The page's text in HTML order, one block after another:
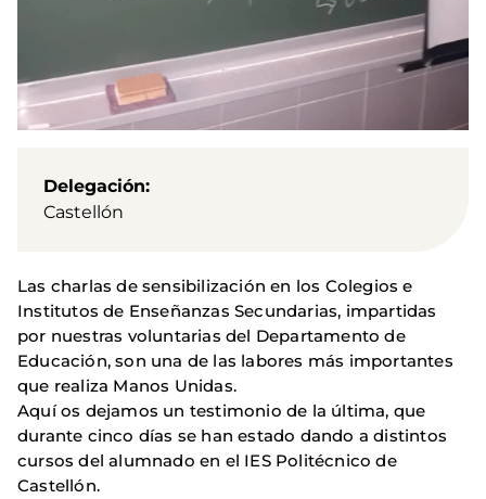
Delegación
Castellón
Las charlas de sensibilización en los Colegios e
Institutos de Enseñanzas Secundarias, impartidas
por nuestras voluntarias del Departamento de
Educación, son una de las labores más importantes
que realiza Manos Unidas.
Aquí os dejamos un testimonio de la última, que
durante cinco días se han estado dando a distintos
cursos del alumnado en el IES Politécnico de
Castellón.